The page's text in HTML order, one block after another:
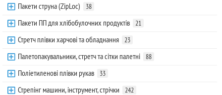
Пакети струна (ZipLoc) 38
Пакети ПП для хлібобулочних продуктів 21
Стретч плівки харчові та обладнання 23
Палетопакувальники, стретч та сітки палетні 88
Поліетиленові плівки рукав 33
Стрепінг машини, інструмент, стрічки 242